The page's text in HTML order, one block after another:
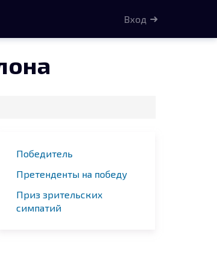
Победитель
Претенденты на победу
Приз зрительских
симпатий
Вход